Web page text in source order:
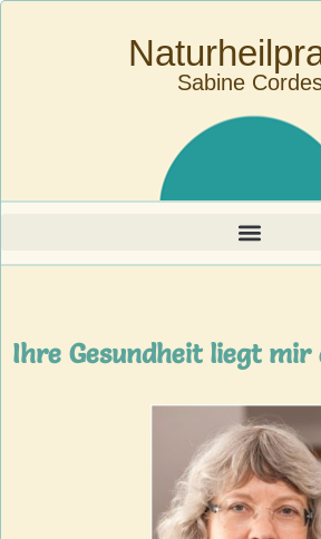
Sabine
Ihre Gesundheit liegt mir